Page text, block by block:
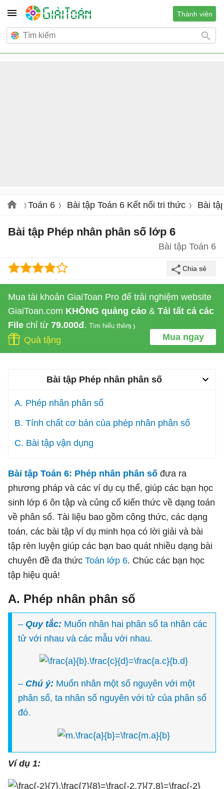
Thành viên
Toán 6 Bài tập Toán 6 Kết nối tri thức Bài
Bài tập Phép nhân phân số lớp 6
Bài tập Toán 6
Mua tài khoản GiaiToan Pro để trải nghiệm website
GiaiToan.com KHÔNG quảng cáo & Tải tất cả các
File chỉ từ 79.000đ. Tìm hiểu thêm
Mua ngay
Quà tặng
Bài tập Phép nhân phân số
A. Phép nhân phân số
B. Tính chất cơ bản của phép nhân phân số
C. Bài tập vận dụng
Bài tập Toán 6: Phép nhân phân số đưa ra
phương pháp và các ví dụ cụ thể, giúp các bạn học
sinh lớp 6 ôn tập và củng cố kiến thức về dạng toán
về phân số. Tài liệu bao gồm công thức, các dạng
toán, các bài tập ví dụ minh họa có lời giải và bài
tập rèn luyện giúp các bạn bao quát nhiều dạng bài
chuyên đề đa thức Toán lớp 6. Chúc các bạn học
tập hiệu quả!
A. Phép nhân phân số
– Quy tắc: Muốn nhân hai phân số ta nhân các
tử với nhau và các mẫu với nhau.
– Chú ý: Muốn nhân một số nguyên với một
phân số, ta nhân số nguyên với tử của phân số
đó.
Ví dụ 1: